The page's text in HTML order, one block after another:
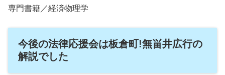
専門書籍／経済物理学
今後の法律応援会は板倉町!無畄井広行の
解説でした